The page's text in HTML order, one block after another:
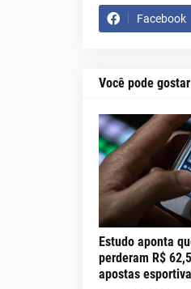
Facebook
Você pode gostar
Estudo aponta
perderam R$
apostas